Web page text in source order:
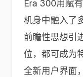
Era 300用赋
机身中融入了
前瞻性思想引
位，都可成为
全新用户界面